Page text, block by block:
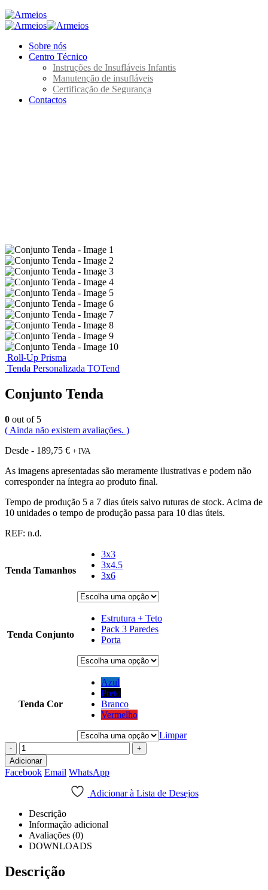
Sobre nós
Centro Técnico
Instruções de Insufláveis Infantis
Manutenção de insufláveis
Certificação de Segurança
Contactos
Roll-Up Prisma
Tenda Personalizada TOTend
Conjunto Tenda
0 out of 5
( Ainda não existem avaliações. )
Desde - 189,75 € + IVA
As imagens apresentadas são meramente ilustrativas e podem não
corresponder na íntegra ao produto final.
Tempo de produção 5 a 7 dias úteis salvo ruturas de stock. Acima de
10 unidades o tempo de produção passa para 10 dias úteis.
REF: n.d.
Tenda Tamanhos
3x3
3x4.5
3x6
Tenda Conjunto
Estrutura + Teto
Pack 3 Paredes
Porta
Tenda Cor
Azul
Preto
Branco
Vermelho
Limpar
-
+
Adicionar
Facebook Email WhatsApp
Adicionar à Lista de Desejos
Descrição
Informação adicional
Avaliações (0)
DOWNLOADS
Descrição